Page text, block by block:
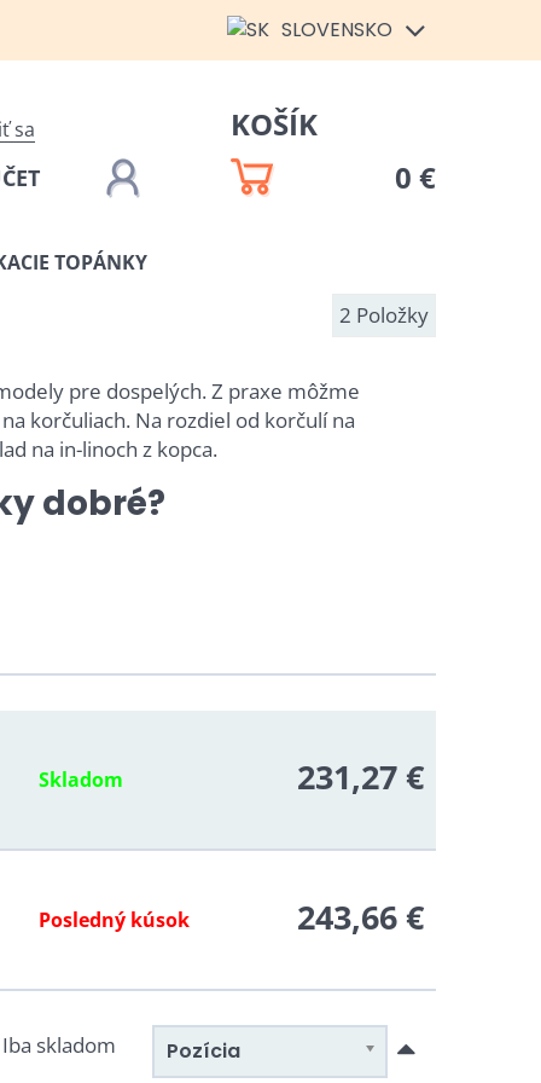
SLOVENSKO
sa
KOŠÍK
0 €
TOPÁNKY
2 Položky
pre dospelých. Z praxe môžme
korčuliach. Na rozdiel od korčulí na
na in-linoch z kopca.
dobré?
Skladom 231,27 €
Posledný kúsok 243,66 €
Pozícia
Iba skladom